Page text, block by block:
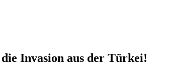
Invasion aus der Türkei!